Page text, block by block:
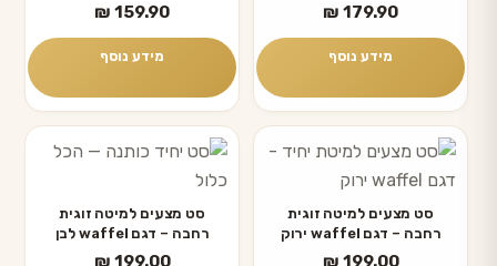
₪ 179.90
מידע נוסף
₪ 159.90
מידע נוסף
סט מצעים למיטה זוגית
רחבה – דגם waffel ירוק
₪ 199.00
סט מצעים למיטה זוגית
רחבה – דגם waffel לבן
₪ 199.00